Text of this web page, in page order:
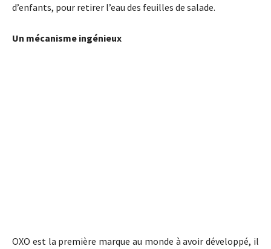
d’enfants, pour retirer l’eau des feuilles de salade.
Un mécanisme ingénieux
OXO est la première marque au monde à avoir développé, il